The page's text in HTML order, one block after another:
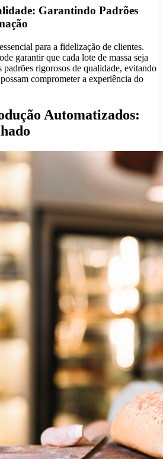
Garantindo Padrões
para a fidelização de clientes.
garantir que cada lote de massa seja
rigorosos de qualidade, evitando
comprometer a experiência do
Automatizados: